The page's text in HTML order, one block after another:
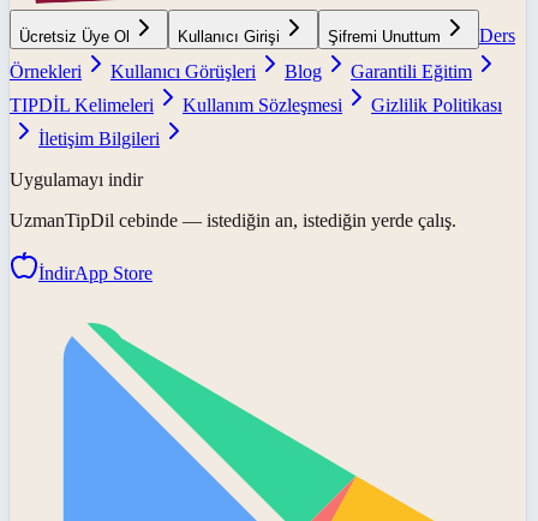
Ücretsiz Üye Ol Kullanıcı Girişi Şifremi Unuttum
Ders
Örnekleri
Kullanıcı Görüşleri Blog
Garantili Eğitim
TIPDİL Kelimeleri
Kullanım Sözleşmesi
Gizlilik Politikası
İletişim Bilgileri
Uygulamayı indir
UzmanTipDil cebinde — istediğin an, istediğin yerde çalış.
İndirApp Store